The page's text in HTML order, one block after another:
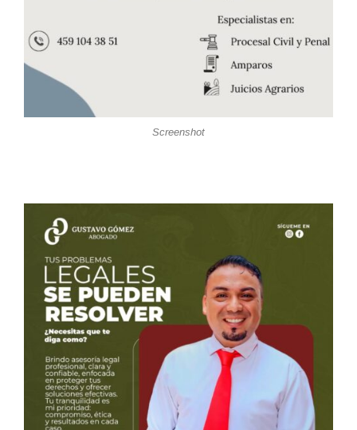
Screenshot